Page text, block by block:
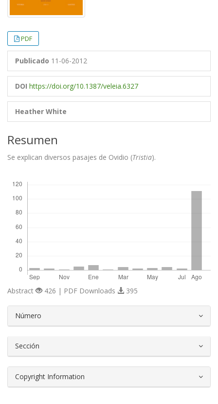
PDF
Publicado 11-06-2012
DOI https://doi.org/10.1387/veleia.6327
Heather White
Resumen
Se explican diversos pasajes de Ovidio (Tristia).
Abstract 426 | PDF Downloads 395
Número
Sección
Copyright Information